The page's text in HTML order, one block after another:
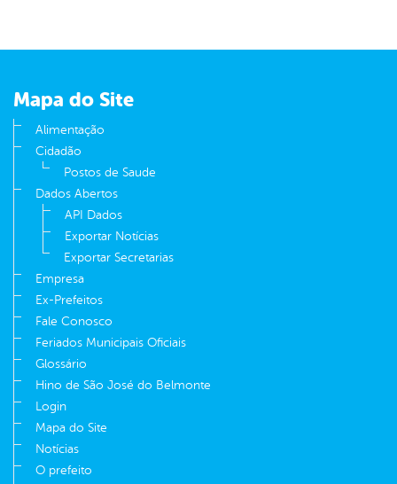
Mapa do Site
Alimentação
Cidadão
Postos de Saude
Dados Abertos
API Dados
Exportar Notícias
Exportar Secretarias
Empresa
Ex-Prefeitos
Fale Conosco
Feriados Municipais Oficiais
Glossário
Hino de São José do Belmonte
Login
Mapa do Site
Notícias
O prefeito